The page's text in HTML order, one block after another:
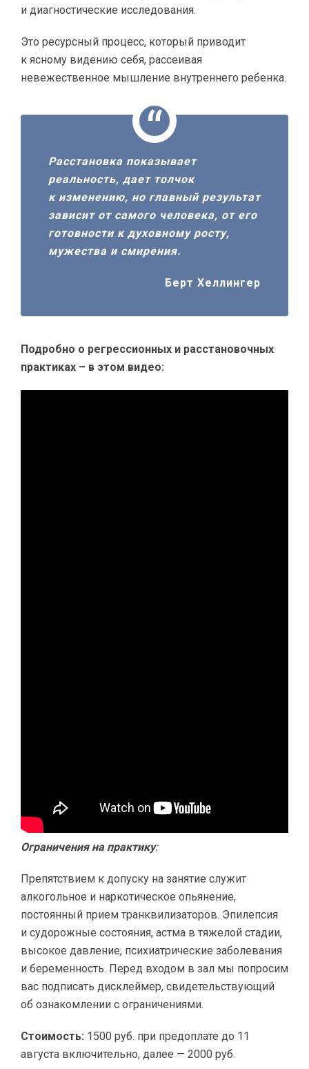
и диагностические исследования.
Это ресурсный процесс, который приводит
к ясному видению себя, рассеивая
невежественное мышление внутреннего ребенка.
Расстановка показывает
реальность, дает толчок
к изменению, но главный результат
зависит от самого человека, от его
готовности к духовному росту,
мужества и смирения.
Берт Хеллингер
Подробно о регрессионных и расстановочных
практиках – в этом видео:
Ограничения на практику:
Препятствием к допуску на занятие служит
алкогольное и наркотическое опьянение,
постоянный прием транквилизаторов. Эпилепсия
и судорожные состояния, астма в тяжелой стадии,
высокое давление, психиатрические заболевания
и беременность. Перед входом в зал мы попросим
вас подписать дисклеймер, свидетельствующий
об ознакомлении с ограничениями.
Стоимость: 1500 руб. при предоплате до 11
августа включительно, далее — 2000 руб.